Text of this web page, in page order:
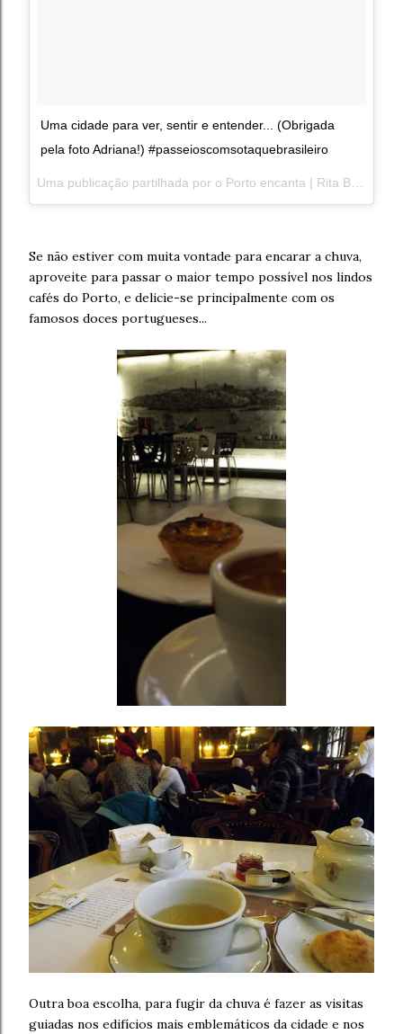
Uma cidade para ver, sentir e entender... (Obrigada
pela foto Adriana!) #passeioscomsotaquebrasileiro
Uma publicação partilhada por o Porto encanta | Rita Branco
Se não estiver com muita vontade para encarar a chuva,
aproveite para passar o maior tempo possível nos lindos
cafés do Porto, e delicie-se principalmente com os
famosos doces portugueses...
Outra boa escolha, para fugir da chuva é fazer as visitas
guiadas nos edifícios mais emblemáticos da cidade e nos